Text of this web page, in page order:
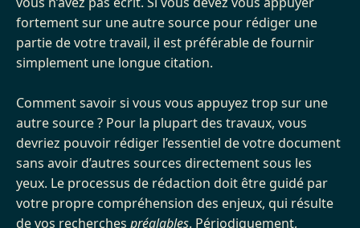
fortement sur une autre source pour rédiger une
partie de votre travail, il est préférable de fournir
simplement une longue citation.
Comment savoir si vous vous appuyez trop sur une
autre source ? Pour la plupart des travaux, vous
devriez pouvoir rédiger l’essentiel de votre document
sans avoir d’autres sources directement sous les
yeux. Le processus de rédaction doit être guidé par
votre propre compréhension des enjeux, qui résulte
de vos recherches préalables. Périodiquement,